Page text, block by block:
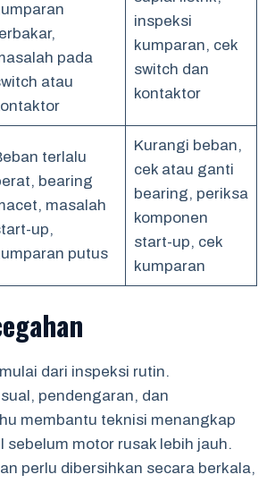
pada
atau
inspeksi
kumparan, cek
switch dan
kontaktor
terlalu
bearing
masalah
up,
putus
Kurangi beban,
cek atau ganti
bearing, periksa
komponen
start-up, cek
kumparan
dari inspeksi rutin.
pendengaran, dan
membantu teknisi menangkap
sebelum motor rusak lebih jauh.
perlu dibersihkan secara berkala,